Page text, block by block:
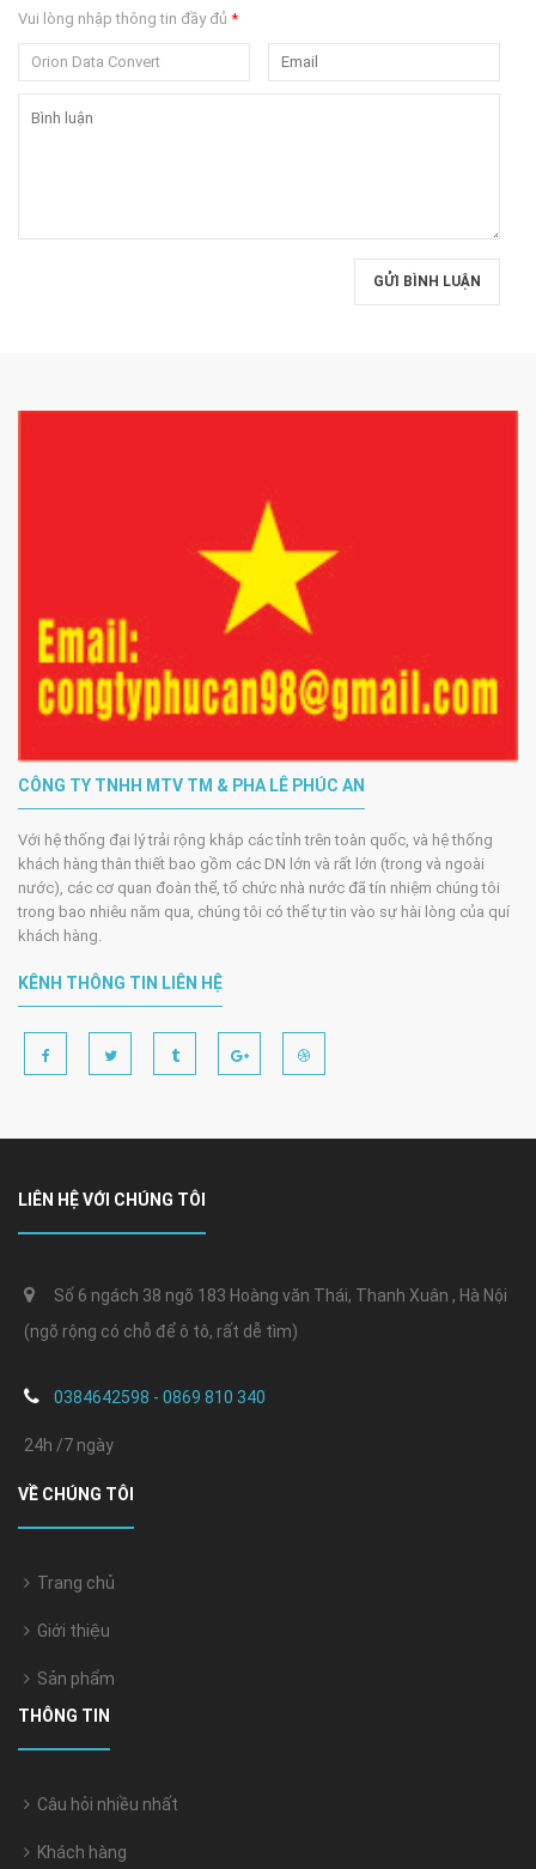
Vui lòng nhập thông tin đầy đủ *
GỬI BÌNH LUẬN
CÔNG TY TNHH MTV TM & PHA LÊ PHÚC AN
Với hệ thống đại lý trải rộng khắp các tỉnh trên toàn quốc, và hệ thống
khách hàng thân thiết bao gồm các DN lớn và rất lớn (trong và ngoài
nước), các cơ quan đoàn thể, tổ chức nhà nước đã tín nhiệm chúng tôi
trong bao nhiêu năm qua, chúng tôi có thể tự tin vào sự hài lòng của quí
khách hàng.
KÊNH THÔNG TIN LIÊN HỆ
LIÊN HỆ VỚI CHÚNG TÔI
Số 6 ngách 38 ngõ 183 Hoàng văn Thái, Thanh Xuân , Hà Nội
(ngõ rộng có chỗ để ô tô, rất dễ tìm)
0384642598 - 0869 810 340
24h /7 ngày
VỀ CHÚNG TÔI
Trang chủ
Giới thiệu
Sản phẩm
THÔNG TIN
Câu hỏi nhiều nhất
Khách hàng